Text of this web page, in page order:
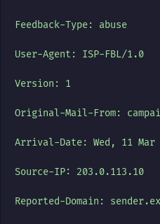
Feedback-Type: abuse
User-Agent: ISP-FBL/1.0
Version: 1
Original-Mail-From:
Arrival-Date: Wed, 11 Mar
Source-IP: 203.0.113.10
Reported-Domain: